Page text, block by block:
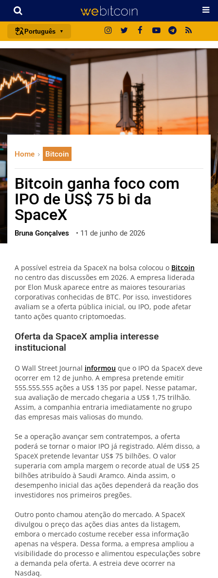
Português
português (BR)
english
español
français
italiano
deutsch
中文
한국어
العربية
ไทย
ქართული
Home Bitcoin
Bitcoin ganha foco com
IPO de US$ 75 bi da
SpaceX
Bruna Gonçalves • 11 de junho de 2026
A possível estreia da SpaceX na bolsa colocou o Bitcoin
no centro das discussões em 2026. A empresa liderada
por Elon Musk aparece entre as maiores tesourarias
corporativas conhecidas de BTC. Por isso, investidores
avaliam se a oferta pública inicial, ou IPO, pode afetar
tanto ações quanto criptomoedas.
Oferta da SpaceX amplia interesse
institucional
O Wall Street Journal informou que o IPO da SpaceX deve
ocorrer em 12 de junho. A empresa pretende emitir
555.555.555 ações a US$ 135 por papel. Nesse patamar,
sua avaliação de mercado chegaria a US$ 1,75 trilhão.
Assim, a companhia entraria imediatamente no grupo
das empresas mais valiosas do mundo.
Se a operação avançar sem contratempos, a oferta
poderá se tornar o maior IPO já registrado. Além disso, a
SpaceX pretende levantar US$ 75 bilhões. O valor
superaria com ampla margem o recorde atual de US$ 25
bilhões atribuído à Saudi Aramco. Ainda assim, o
desempenho inicial das ações dependerá da reação dos
investidores nos primeiros pregões.
Outro ponto chamou atenção do mercado. A SpaceX
divulgou o preço das ações dias antes da listagem,
embora o mercado costume receber essa informação
apenas na véspera. Dessa forma, a empresa ampliou a
visibilidade do processo e alimentou especulações sobre
a demanda pela oferta. A estreia deve ocorrer na
Nasdaq.